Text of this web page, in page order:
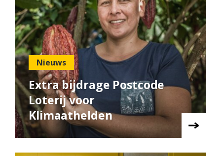
Nieuws
Extra bijdrage Postcode
Loterij voor
Klimaathelden